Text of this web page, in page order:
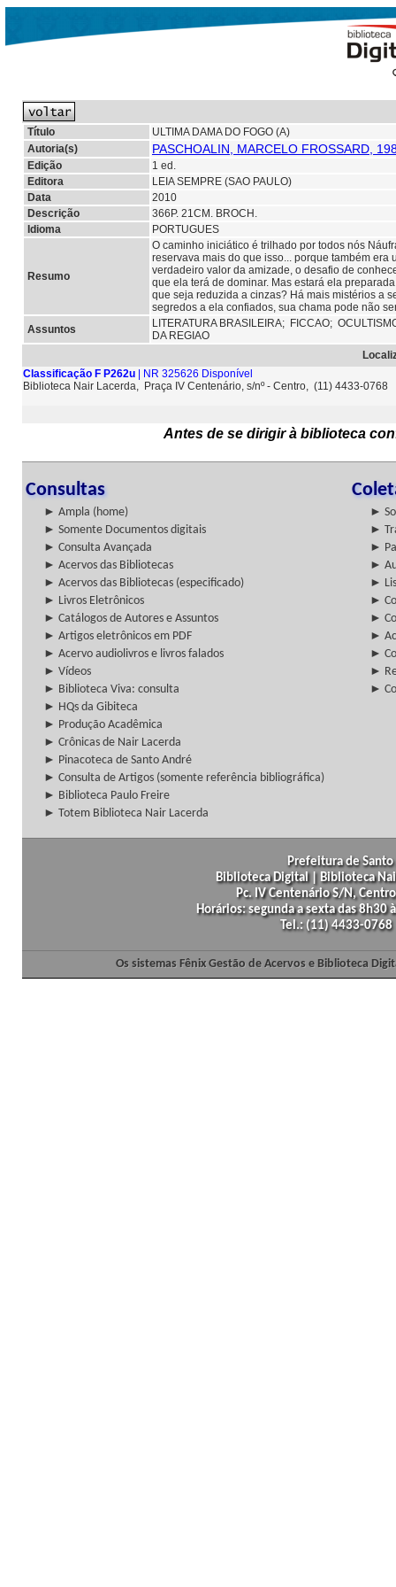
Título
ULTIMA DAMA DO FOGO (A)
Autoria(s)
PASCHOALIN, MARCELO FROSSARD,
Edição
1 ed.
Editora
LEIA SEMPRE (SAO PAULO)
Data
2010
Descrição
366P. 21CM. BROCH.
Idioma
PORTUGUES
Resumo
O caminho iniciático é trilhado por todos nós
reservava mais do que isso... porque também
verdadeiro valor da amizade, o desafio de
que ela terá de dominar. Mas estará ela
que seja reduzida a cinzas? Há mais mistérios a
segredos a ela confiados, sua chama pode não
Assuntos
LITERATURA BRASILEIRA; FICCAO;
DA REGIAO
Classificação F P262u | NR 325626 Disponível
Biblioteca Nair Lacerda, Praça IV Centenário, s/nº - Centro, (11) 4433-0768
Antes de se dirigir à biblioteca
Consultas
► Ampla (home)
►
► Somente Documentos digitais
►
► Consulta Avançada
►
► Acervos das Bibliotecas
►
► Acervos das Bibliotecas (especificado)
►
► Livros Eletrônicos
►
► Catálogos de Autores e Assuntos
►
► Artigos eletrônicos em PDF
►
► Acervo audiolivros e livros falados
►
► Vídeos
►
► Biblioteca Viva: consulta
►
► HQs da Gibiteca
► Produção Acadêmica
► Crônicas de Nair Lacerda
► Pinacoteca de Santo André
► Consulta de Artigos (somente referência bibliográfica)
► Biblioteca Paulo Freire
► Totem Biblioteca Nair Lacerda
Prefeitura de
Biblioteca Digital | Biblioteca
Pc. IV Centenário S/N,
Horários: segunda a sexta das
Tel.: (11) 4433-
Os sistemas Fênix Gestão de Acervos e Biblioteca